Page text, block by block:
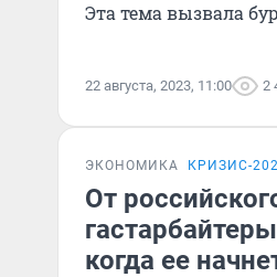
Эта тема вызвала
22 августа, 2023, 11:00 2
ЭКОНОМИКА КРИЗИС-
От
когда ее